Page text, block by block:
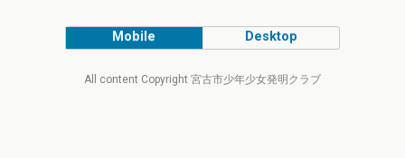
Mobile Desktop
All content Copyright 宮古市少年少女発明クラブ